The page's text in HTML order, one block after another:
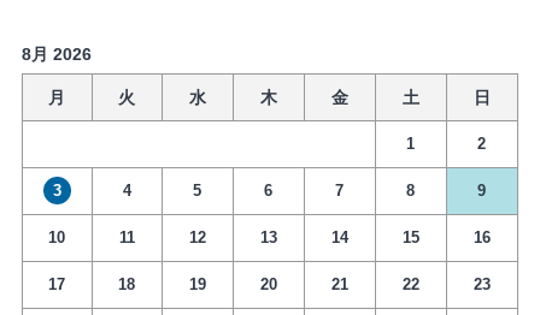
8月 2026
月 火 水 木 金 土 日
1 2
3 4 5 6 7 8 9
10 11 12 13 14 15 16
17 18 19 20 21 22 23